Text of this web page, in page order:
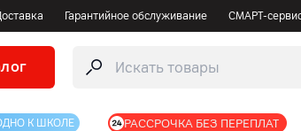
Гарантийное обслуживание СМАРТ-
К ШКОЛЕ РАССРОЧКА БЕЗ ПЕРЕПЛАТ